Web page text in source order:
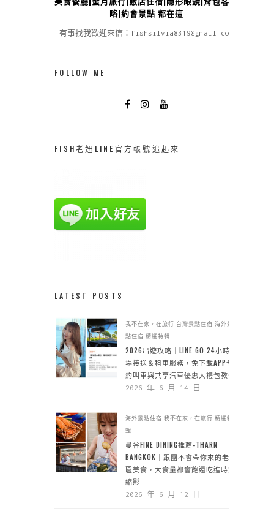
略|約會景點 都在這
有事找我歡迎來信：fishsilvia8319@gmail.com
FOLLOW ME
FISH老妞LINE官方帳號追起來
LATEST POSTS
我不在家，在旅行 台灣景點住宿 海外景
點住宿 精選特輯
2026出遊攻略｜LINE GO 24小時機
場接送＆租車服務，免下載APP預
約叫車與共享汽車優惠大禮包教學
2026 年 6 月 14 日
海外景點住宿 我不在家，在旅行 精選特
輯
曼谷FINE DINING推薦-THARN
BANGKOK｜跟團不會帶你來的老城
區美食，大食量都會飽還吃進時空
縮影
2026 年 6 月 12 日